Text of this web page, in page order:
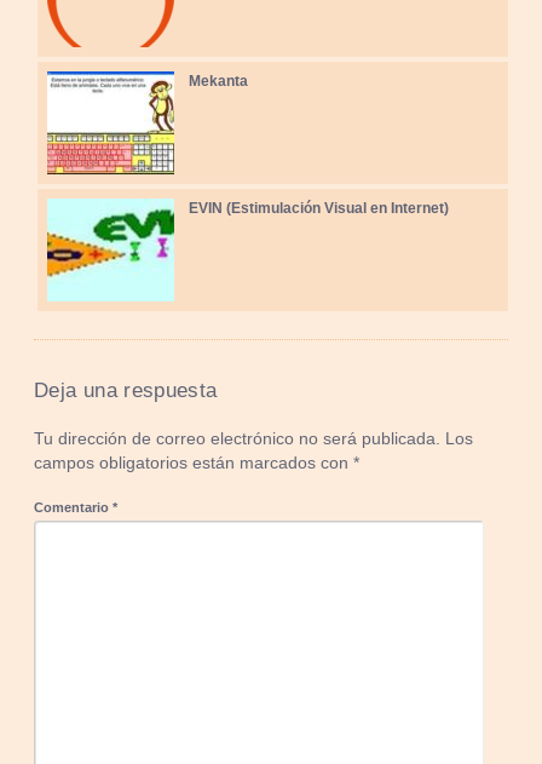
Mekanta
EVIN (Estimulación Visual en Internet)
Deja una respuesta
Tu dirección de correo electrónico no será publicada.
Los
campos obligatorios están marcados con*
Comentario*